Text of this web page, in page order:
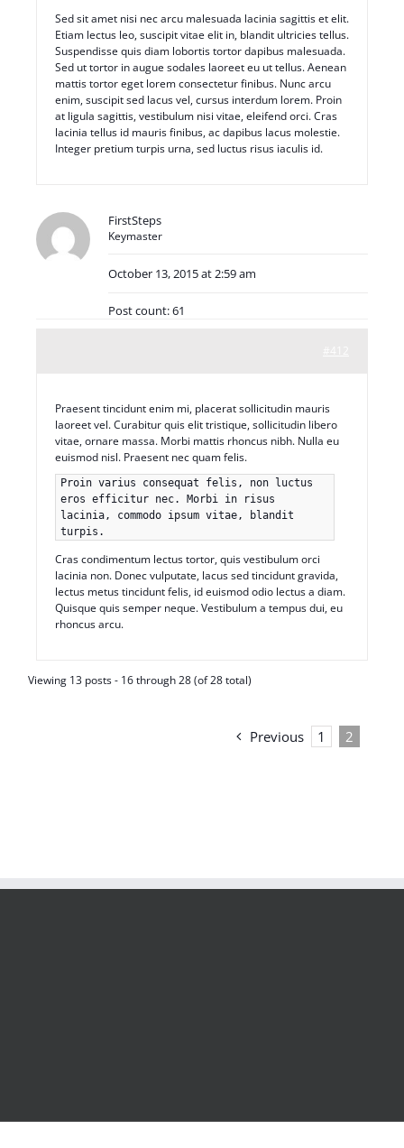
Sed sit amet nisi nec arcu malesuada lacinia sagittis et elit.
Etiam lectus leo, suscipit vitae elit in, blandit ultricies tellus.
Suspendisse quis diam lobortis tortor dapibus malesuada.
Sed ut tortor in augue sodales laoreet eu ut tellus. Aenean
mattis tortor eget lorem consectetur finibus. Nunc arcu
enim, suscipit sed lacus vel, cursus interdum lorem. Proin
at ligula sagittis, vestibulum nisi vitae, eleifend orci. Cras
lacinia tellus id mauris finibus, ac dapibus lacus molestie.
Integer pretium turpis urna, sed luctus risus iaculis id.
FirstSteps
Keymaster
October 13, 2015 at 2:59 am
Post count: 61
Praesent tincidunt enim mi, placerat sollicitudin mauris
laoreet vel. Curabitur quis elit tristique, sollicitudin libero
vitae, ornare massa. Morbi mattis rhoncus nibh. Nulla eu
euismod nisl. Praesent nec quam felis.
Proin varius consequat felis, non luctus
eros efficitur nec. Morbi in risus
lacinia, commodo ipsum vitae, blandit
turpis.
Cras condimentum lectus tortor, quis vestibulum orci
lacinia non. Donec vulputate, lacus sed tincidunt gravida,
lectus metus tincidunt felis, id euismod odio lectus a diam.
Quisque quis semper neque. Vestibulum a tempus dui, eu
rhoncus arcu.
Viewing 13 posts - 16 through 28 (of 28 total)
Previous 1 2